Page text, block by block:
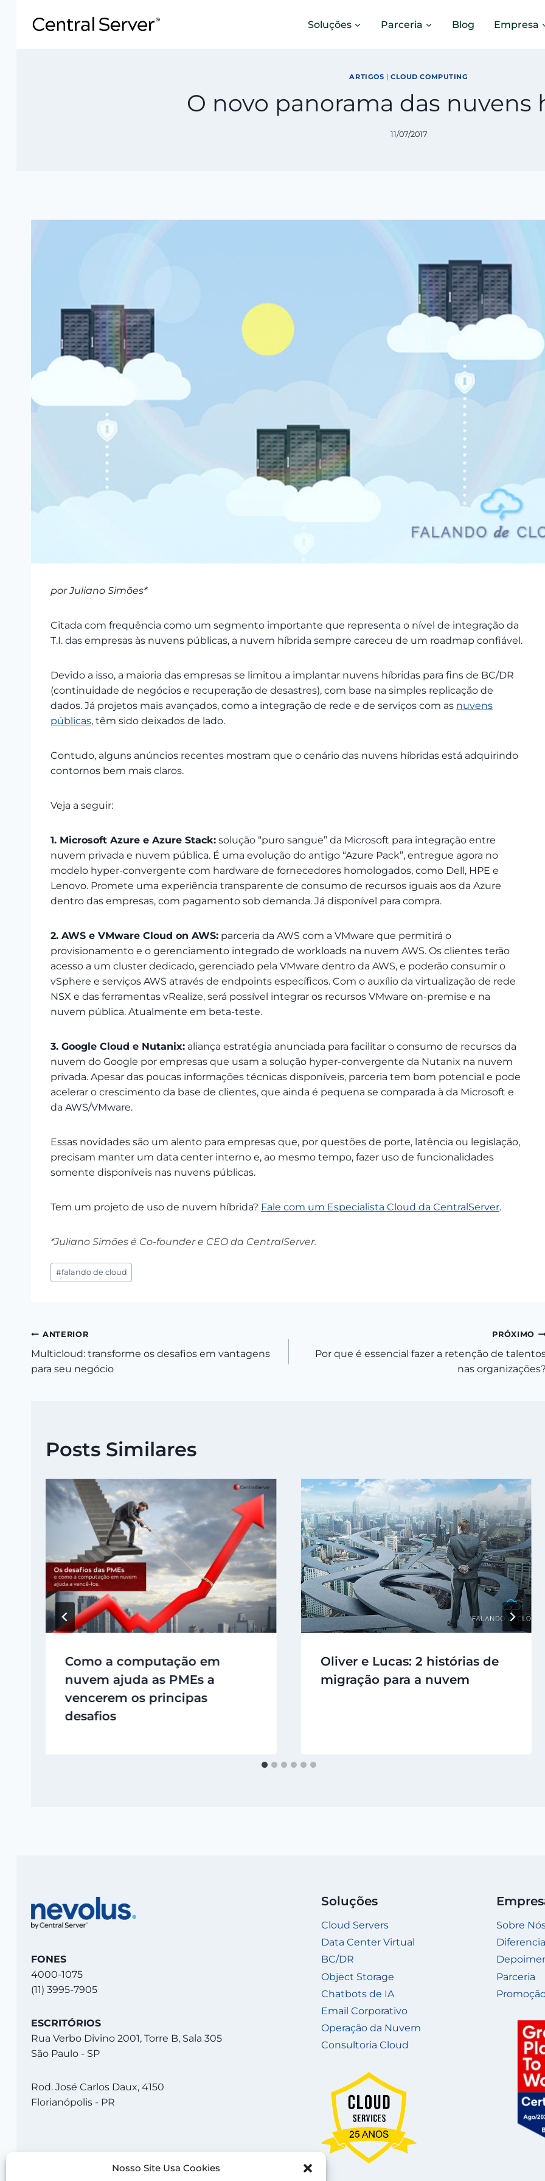
Nosso Site Usa Cookies
para
Soluções Parceria Blog Empresa
ARTIGOS |CLOUD COMPUTING
O novo panorama das nuvens
11/07/2017
por Juliano Simões*
Citada com frequência como um segmento importante que representa o nível de integração da
T.I. das empresas às nuvens públicas, a nuvem híbrida sempre careceu de um roadmap confiável.
Devido a isso, a maioria das empresas se limitou a implantar nuvens híbridas para fins de BC/DR
(continuidade de negócios e recuperação de desastres), com base na simples replicação de
dados. Já projetos mais avançados, como a integração de rede e de serviços com as nuvens
públicas, têm sido deixados de lado.
Contudo, alguns anúncios recentes mostram que o cenário das nuvens híbridas está adquirindo
contornos bem mais claros.
Veja a seguir:
1. Microsoft Azure e Azure Stack: solução “puro sangue” da Microsoft para integração entre
nuvem privada e nuvem pública. É uma evolução do antigo “Azure Pack”, entregue agora no
modelo hyper-convergente com hardware de fornecedores homologados, como Dell, HPE e
Lenovo. Promete uma experiência transparente de consumo de recursos iguais aos da Azure
dentro das empresas, com pagamento sob demanda. Já disponível para compra.
2. AWS e VMware Cloud on AWS: parceria da AWS com a VMware que permitirá o
provisionamento e o gerenciamento integrado de workloads na nuvem AWS. Os clientes terão
acesso a um cluster dedicado, gerenciado pela VMware dentro da AWS, e poderão consumir o
vSphere e serviços AWS através de endpoints específicos. Com o auxílio da virtualização de rede
NSX e das ferramentas vRealize, será possível integrar os recursos VMware on-premise e na
nuvem pública. Atualmente em beta-teste.
3. Google Cloud e Nutanix: aliança estratégia anunciada para facilitar o consumo de recursos da
nuvem do Google por empresas que usam a solução hyper-convergente da Nutanix na nuvem
privada. Apesar das poucas informações técnicas disponíveis, parceria tem bom potencial e pode
acelerar o crescimento da base de clientes, que ainda é pequena se comparada à da Microsoft e
da AWS/VMware.
Essas novidades são um alento para empresas que, por questões de porte, latência ou legislação,
precisam manter um data center interno e, ao mesmo tempo, fazer uso de funcionalidades
somente disponíveis nas nuvens públicas.
Tem um projeto de uso de nuvem híbrida? Fale com um Especialista Cloud da CentralServer.
*Juliano Simões é Co-founder e CEO da CentralServer.
Tags
do
#falando de cloud
Navegação
de
ANTERIOR
Multicloud: transforme os desafios em vantagens
para seu negócio
PRÓXIMO
Por que é essencial fazer a retenção de
nas
Posts Similares
Como a computação em
nuvem ajuda as PMEs a
vencerem os principas
desafios
Oliver e Lucas: 2 histórias de
migração para a nuvem
FONES
4000-1075
(11) 3995-7905
ESCRITÓRIOS
Rua Verbo Divino 2001, Torre B, Sala 305
São Paulo - SP
Rod. José Carlos Daux, 4150
Florianópolis - PR
Soluções
Cloud Servers
Data Center Virtual
BC/DR
Object Storage
Chatbots de IA
Email Corporativo
Operação da Nuvem
Consultoria Cloud
Sobre
Parceria